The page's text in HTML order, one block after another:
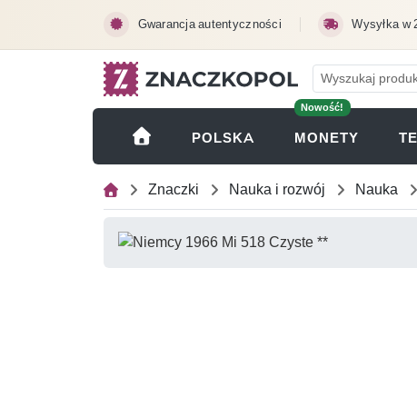
Gwarancja autentyczności Wysyłka w
POLSKA
Nowość!
MONETY
Znaczki Nauka i rozwój Nauka